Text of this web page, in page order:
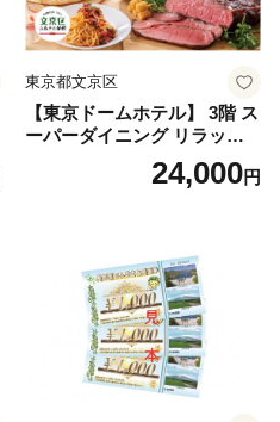
東京都文京区
【東京ドームホテル】 3階 ス
ーパーダイニング リラッサ
ランチブッフェ お食事券 大
人1名様分 関東 東京 ご利用
24,000円